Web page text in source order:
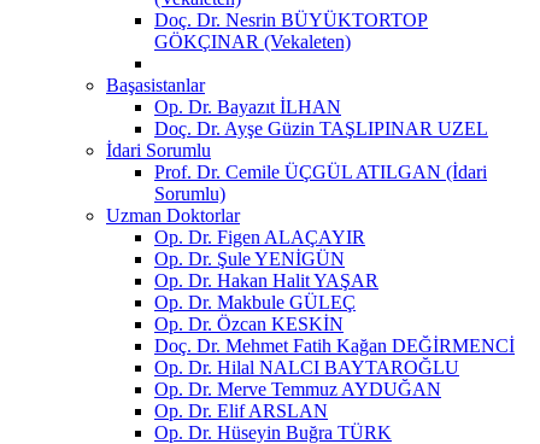
Doç. Dr. Nesrin BÜYÜKTORTOP
GÖKÇINAR (Vekaleten)
Başasistanlar
Op. Dr. Bayazıt İLHAN
Doç. Dr. Ayşe Güzin TAŞLIPINAR UZEL
İdari Sorumlu
Prof. Dr. Cemile ÜÇGÜL ATILGAN (İdari
Sorumlu)
Uzman Doktorlar
Op. Dr. Figen ALAÇAYIR
Op. Dr. Şule YENİGÜN
Op. Dr. Hakan Halit YAŞAR
Op. Dr. Makbule GÜLEÇ
Op. Dr. Özcan KESKİN
Doç. Dr. Mehmet Fatih Kağan DEĞİRMENCİ
Op. Dr. Hilal NALCI BAYTAROĞLU
Op. Dr. Merve Temmuz AYDUĞAN
Op. Dr. Elif ARSLAN
Op. Dr. Hüseyin Buğra TÜRK